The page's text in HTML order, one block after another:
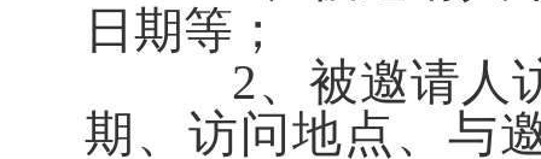
日期等；
2、被邀请人访
期、访问地点、与